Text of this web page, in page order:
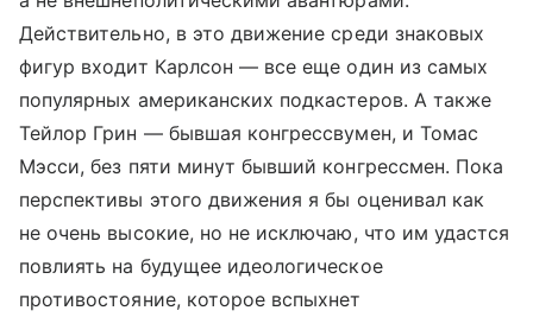
Действительно, в это движение среди знаковых
фигур входит Карлсон — все еще один из самых
популярных американских подкастеров. А также
Тейлор Грин — бывшая конгрессвумен, и Томас
Мэсси, без пяти минут бывший конгрессмен. Пока
перспективы этого движения я бы оценивал как
не очень высокие, но не исключаю, что им удастся
повлиять на будущее идеологическое
противостояние, которое вспыхнет